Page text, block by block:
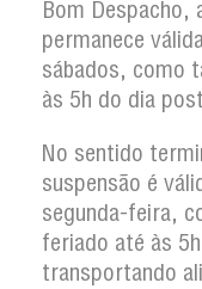
Bom Despacho,
permanece
sábados, como
às 5h do dia
No sentido
suspensão é
segunda-feira,
feriado até às
transportando